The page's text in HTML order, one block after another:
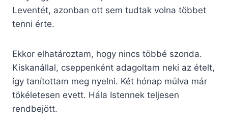
Leventét, azonban ott sem tudtak volna többet
tenni érte.
Ekkor elhatároztam, hogy nincs többé szonda.
Kiskanállal, cseppenként adagoltam neki az ételt,
így tanítottam meg nyelni. Két hónap múlva már
tökéletesen evett. Hála Istennek teljesen
rendbejött.